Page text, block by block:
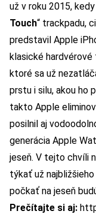
už v roku 2015,
Touch“ trackpadu,
predstavil Apple
klasické
ktoré sa už
prstu i silu, akou ho
takto Apple
posilnil aj
generácia Apple
jeseň. V tejto chvíli
týkať už
počkať na jeseň
Prečítajte si aj: